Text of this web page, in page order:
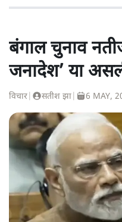
बंगाल चुनाव
जनादेश’ या
विचार सतीश झा 6 MAY,